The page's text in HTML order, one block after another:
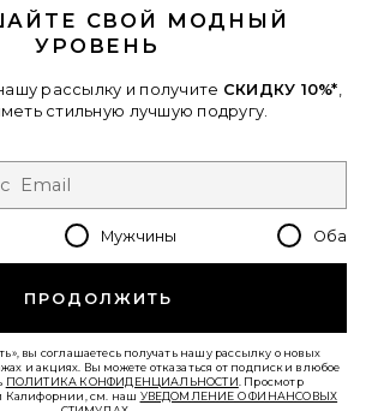
XLG
White, &
любой момент.политика
Change Country Regions
ru USD
о сегодняшнем визите.Вперед!
СВОЙ МОДНЫЙ
УРОВЕНЬ
рассылку и получите СКИДКУ 10%*
стильную лучшую подругу.
Мужчины Оба
ПРОДОЛЖИТЬ
вы соглашаетесь получать нашу рассылку о новых
и акциях. Вы можете отказаться от подписки в любое
ПОЛИТИКА КОНФИДЕНЦИАЛЬНОСТИ . Просмотр
Калифорнии, см. наш УВЕДОМЛЕНИЕ О ФИНАНСОВЫХ